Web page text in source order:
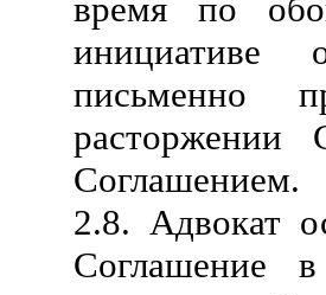
время по
инициативе
письменно
расторжении
Соглашением.
2.8. Адвокат
Соглашение